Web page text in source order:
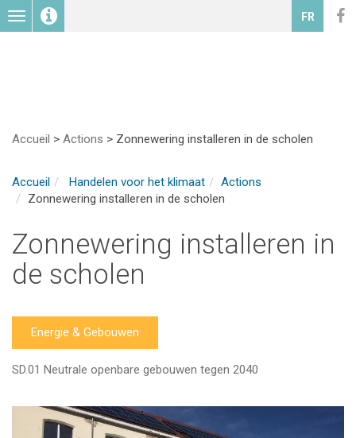
Toggle
navigation
FR
Accueil > Actions > Zonnewering installeren in de scholen
Accueil Handelen voor het klimaat
Actions
Zonnewering installeren in de scholen
Zonnewering installeren in
de scholen
Energie & Gebouwen
SD.01 Neutrale openbare gebouwen tegen 2040